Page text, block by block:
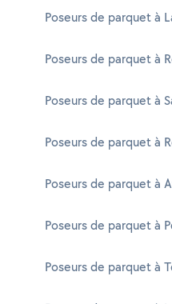
Poseurs de parquet à
Poseurs de parquet à
Poseurs de parquet à
Poseurs de parquet à
Poseurs de parquet à
Poseurs de parquet à
Poseurs de parquet à